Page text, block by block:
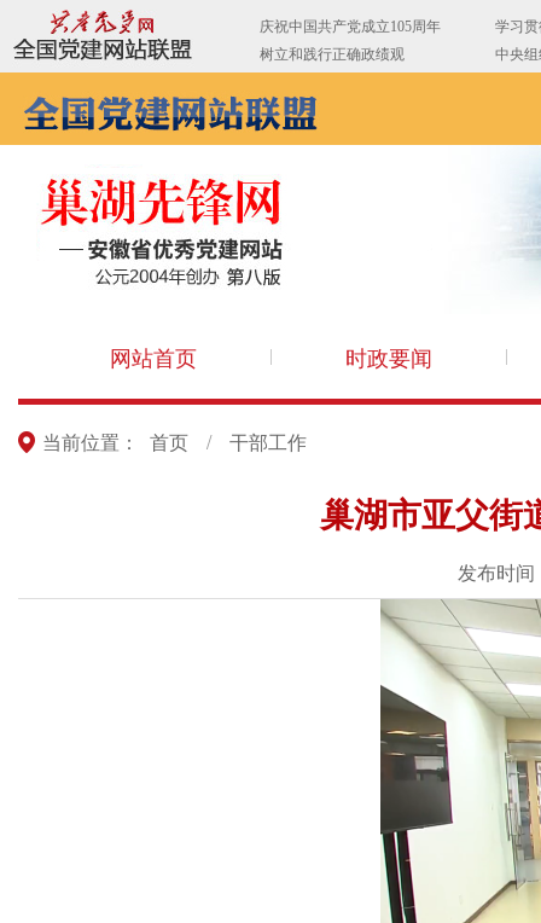
网站首页 时政要闻
当前位置： 首页 / 干部工作
巢湖市亚父街
发布时